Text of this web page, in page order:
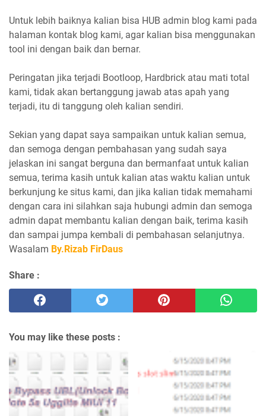
Untuk lebih baiknya kalian bisa HUB admin blog kami pada
halaman kontak blog kami, agar kalian bisa menggunakan
tool ini dengan baik dan bernar.
Peringatan jika terjadi Bootloop, Hardbrick atau mati total
kami, tidak akan bertanggung jawab atas apah yang
terjadi, itu di tanggung oleh kalian sendiri.
Sekian yang dapat saya sampaikan untuk kalian semua,
dan semoga dengan pembahasan yang sudah saya
jelaskan ini sangat berguna dan bermanfaat untuk kalian
semua, terima kasih untuk kalian atas waktu kalian untuk
berkunjung ke situs kami, dan jika kalian tidak memahami
dengan cara ini silahkan saja hubungi admin dan semoga
admin dapat membantu kalian dengan baik, terima kasih
dan sampai jumpa kembali di pembahasan selanjutnya.
Wasalam By.Rizab FirDaus
Share :
You may like these posts :